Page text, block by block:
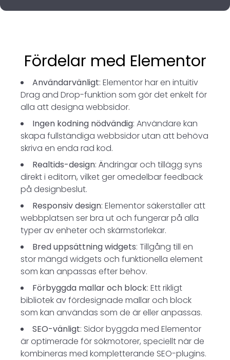
Fördelar med Elementor
Användarvänligt: Elementor har en intuitiv
Drag and Drop-funktion som gör det enkelt för
alla att designa webbsidor.
Ingen kodning nödvändig: Användare kan
skapa fullständiga webbsidor utan att behöva
skriva en enda rad kod.
Realtids-design: Ändringar och tillägg syns
direkt i editorn, vilket ger omedelbar feedback
på designbeslut.
Responsiv design: Elementor säkerställer att
webbplatsen ser bra ut och fungerar på alla
typer av enheter och skärmstorlekar.
Bred uppsättning widgets: Tillgång till en
stor mängd widgets och funktionella element
som kan anpassas efter behov.
Förbyggda mallar och block: Ett rikligt
bibliotek av fördesignade mallar och block
som kan användas som de är eller anpassas.
SEO-vänligt: Sidor byggda med Elementor
är optimerade för sökmotorer, speciellt när de
kombineras med kompletterande SEO-plugins.